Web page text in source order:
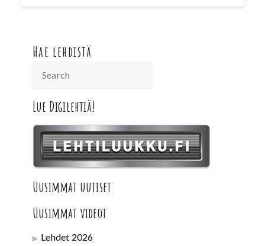
Hae lehdistä
Lue Digilehtiä!
Uusimmat uutiset
Uusimmat videot
Lehdet 2026